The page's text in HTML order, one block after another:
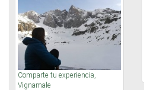
Comparte tu experiencia,
Vignamale